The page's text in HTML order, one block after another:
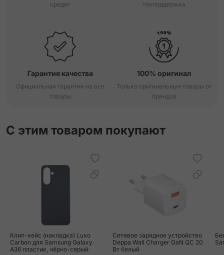
кредит
техподдержка
Гарантия качества
Официальная гарантия на все
товары
100% оригинал
Только оригинальные товары от
брендов
С этим товаром покупают
Клип-кейс (накладка) Luxo
Carbon для Samsung Galaxy
A36 пластик, чёрно-серый
Сетевое зарядное устройство
Deppa Wall Charger GaN QC 20
Вт белый